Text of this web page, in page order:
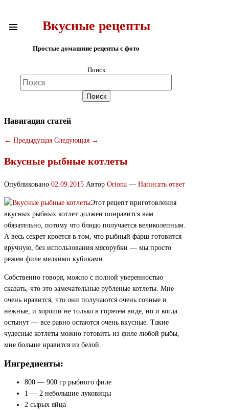
Вкусные рецепты
Простые домашние рецепты с фото
Поиск
Навигация статей
← Предыдущая Следующая →
Вкусные рыбные котлеты
Опубликовано 02.09.2015 Автор Oriona — Написать ответ
Этот рецепт приготовления
вкусных рыбных котлет должен понравится вам
обязательно, потому что блюдо получается великолепным.
А весь секрет кроется в том, что рыбный фарш готовится
вручную, без использования мясорубки — мы просто
режем филе мелкими кубиками.
Собственно говоря, можно с полной уверенностью
сказать, что это замечательные рубленые котлеты. Мне
очень нравится, что они получаются очень сочные и
нежные, и хороши не только в горячем виде, но и когда
остынут — все равно остаются очень вкусные. Такие
чудесные котлеты можно готовить из филе любой рыбы,
мне больше нравится из белой.
Ингредиенты:
800 — 900 гр рыбного филе
1 — 2 небольшие луковицы
2 сырых яйца